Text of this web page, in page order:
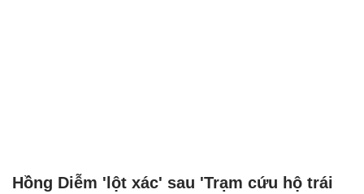
Hồng Diễm 'lột xác' sau 'Trạm cứu hộ trái